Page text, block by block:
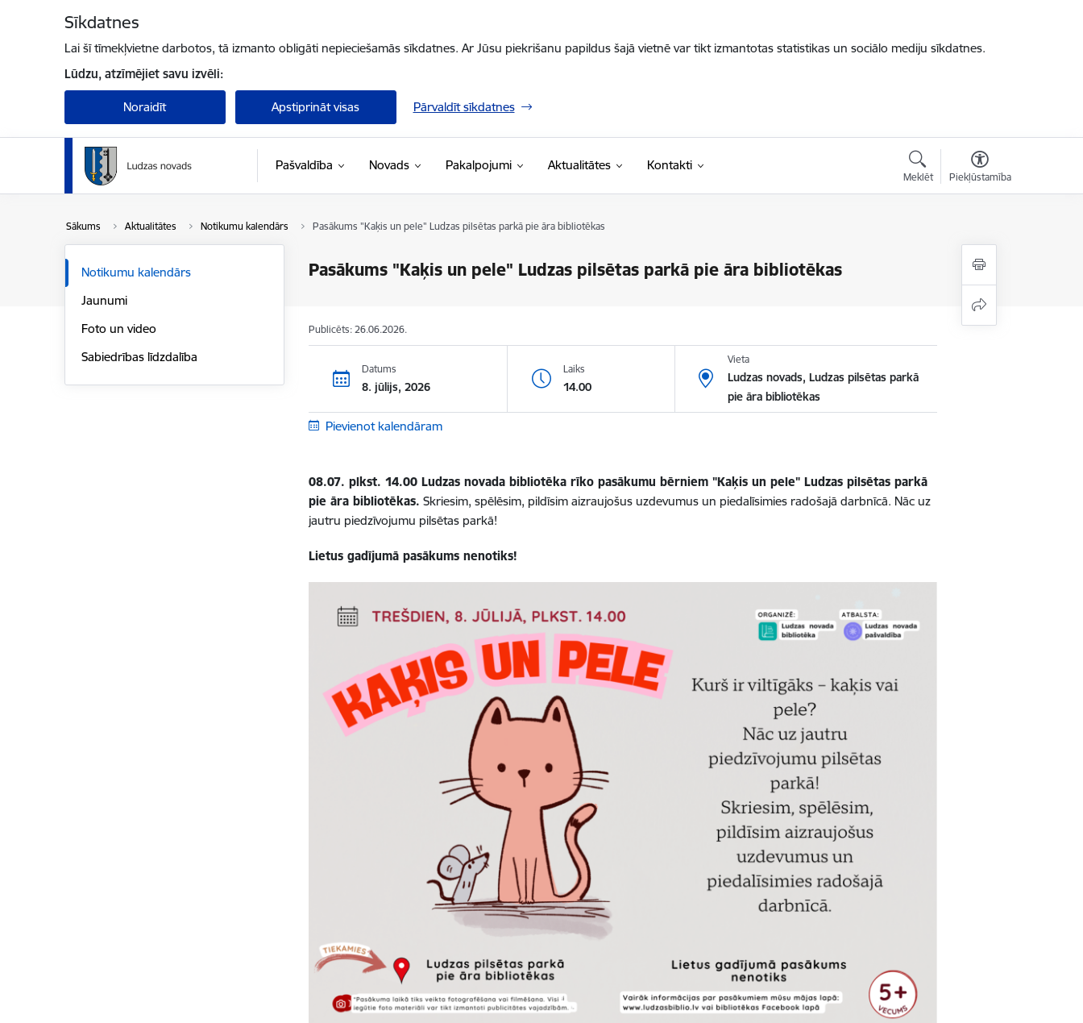
Sīkdatnes
Lai šī tīmekļvietne darbotos, tā izmanto obligāti nepieciešamās sīkdatnes. Ar Jūsu piekrišanu papildus šajā vietnē var tikt izmantotas statistikas un sociālo mediju sīkdatnes.
Lūdzu, atzīmējiet savu izvēli:
Noraidīt Apstiprināt visas Pārvaldīt sīkdatnes
Pašvaldība Novads Pakalpojumi Aktualitātes Kontakti
Meklēt Piekļūstamība
Sākums Aktualitātes Notikumu kalendārs Pasākums "Kaķis un pele" Ludzas pilsētas parkā pie āra bibliotēkas
Pasākums "Kaķis un pele" Ludzas pilsētas parkā pie āra bibliotēkas
Notikumu kalendārs
Jaunumi
Foto un video
Sabiedrības līdzdalība
Publicēts: 26.06.2026.
Datums
8. jūlijs, 2026
Laiks
14.00
Vieta
Ludzas novads, Ludzas pilsētas parkā
pie āra bibliotēkas
Pievienot kalendāram
08.07. plkst. 14.00 Ludzas novada bibliotēka rīko pasākumu bērniem "Kaķis un pele"Ludzas pilsētas parkā
pie āra bibliotēkas. Skriesim, spēlēsim, pildīsim aizraujošus uzdevumus un piedalīsimies radošajā darbnīcā. Nāc uz
jautru piedzīvojumu pilsētas parkā!
Lietus gadījumā pasākums nenotiks!